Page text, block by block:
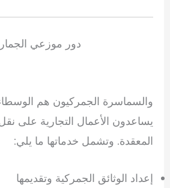
دور موزعي
والسماسرة الجمركيون هم الوسطاء
يساعدون الأعمال التجارية على
المعقدة. وتشمل خدماتها ما يلي:
إعداد الوثائق الجمركية وتقديمها